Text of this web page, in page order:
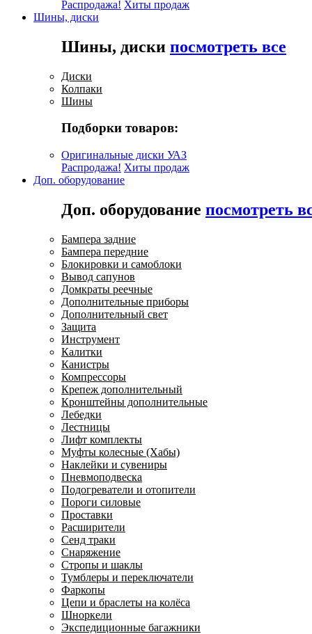
Распродажа! Хиты продаж
Шины, диски
Шины, диски посмотреть все
Диски
Колпаки
Шины
Подборки товаров:
Оригинальные диски УАЗ
Распродажа! Хиты продаж
Доп. оборудование
Доп. оборудование посмотреть
Бампера задние
Бампера передние
Блокировки и самоблоки
Вывод сапунов
Домкраты реечные
Дополнительные приборы
Дополнительный свет
Защита
Инструмент
Калитки
Канистры
Компрессоры
Крепеж дополнительный
Кронштейны дополнительные
Лебедки
Лестницы
Лифт комплекты
Муфты колесные (Хабы)
Наклейки и сувениры
Пневмоподвеска
Подогреватели и отопители
Пороги силовые
Проставки
Расширители
Сенд траки
Снаряжение
Стропы и шаклы
Тумблеры и переключатели
Фаркопы
Цепи и браслеты на колёса
Шноркели
Экспедиционные багажники